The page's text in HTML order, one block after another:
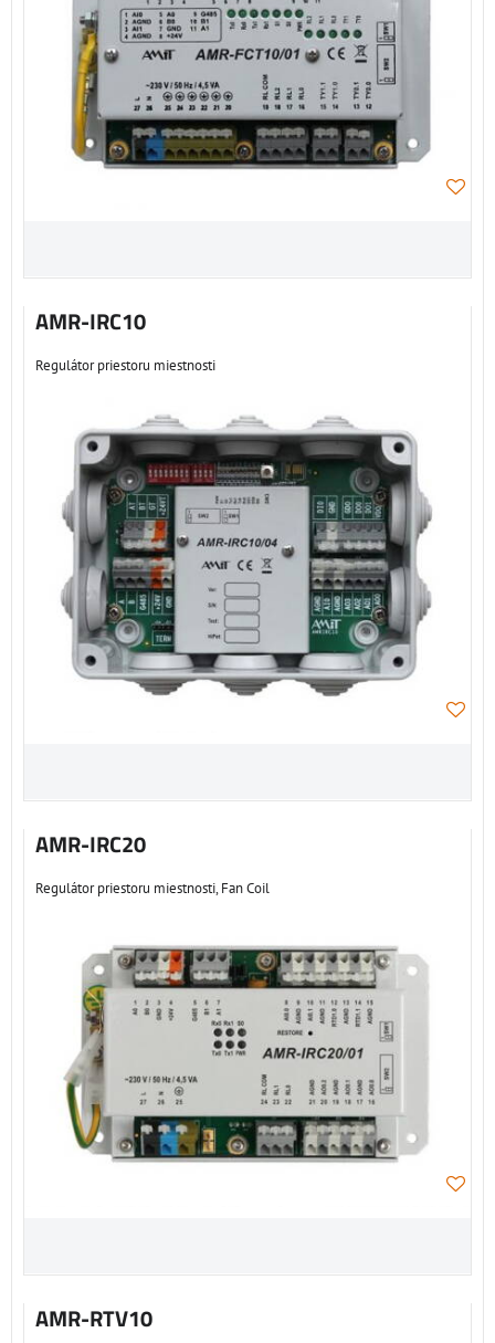
AMR-IRC10
Regulátor priestoru miestnosti
AMR-IRC20
Regulátor priestoru miestnosti, Fan Coil
AMR-RTV10